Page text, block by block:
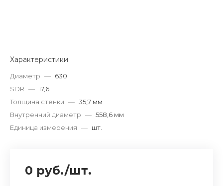
Характеристики
Диаметр — 630
SDR — 17,6
Толщина стенки — 35,7 мм
Внутренний диаметр — 558,6 мм
Единица измерения — шт.
0 руб./шт.